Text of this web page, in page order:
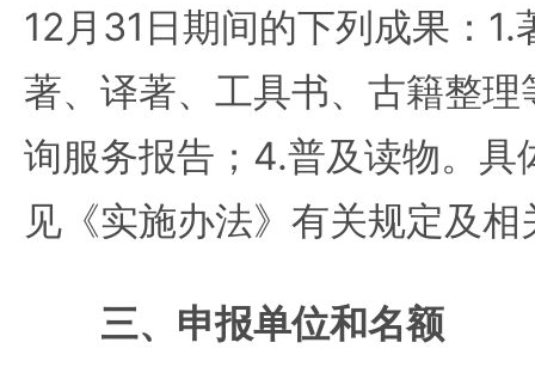
12月31日期间的下列成果：
著、译著、工具书、古籍整
询服务报告；4.普及读物。具
见《实施办法》有关规定及
三、申报单位和名额